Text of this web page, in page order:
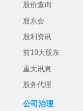
股价查询
股东会
股利资讯
前10大股东
重大讯息
股务代理
公司治理